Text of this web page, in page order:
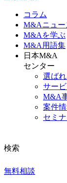
コラム
M&Aニュー
M&Aを学ぶ
M&A 用語集
日本M&A
センター
選ば
サー
M&A
案件
セミ
検索
無料相談